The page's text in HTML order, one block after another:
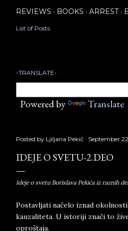
REVIEWS BOOKS ARREST
List of Posts
-TRANSLATE-
Powered by Translate
Posted by Ljiljana Pekić September
IDEJE O SVETU-2.DEO
Ideje o svetu Borislava Pekića iz raznih
Postavljati načelo iznad
kauzaliteta. U istoriji znači to
oproštaja.